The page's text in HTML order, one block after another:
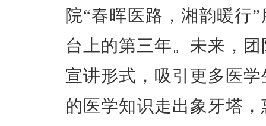
院“春晖医路，湘韵暖行
台上的第三年。未来，
宣讲形式，吸引更多医
的医学知识走出象牙塔